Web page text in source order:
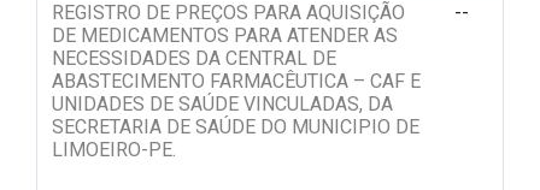
REGISTRO DE PREÇOS PARA AQUISIÇÃO
DE MEDICAMENTOS PARA ATENDER AS
NECESSIDADES DA CENTRAL DE
ABASTECIMENTO FARMACÊUTICA – CAF E
UNIDADES DE SAÚDE VINCULADAS, DA
SECRETARIA DE SAÚDE DO MUNICIPIO DE
LIMOEIRO-PE.
--